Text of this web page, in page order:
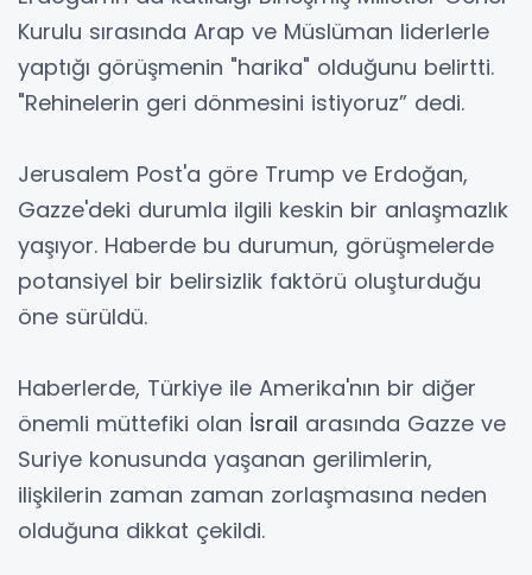
Kurulu sırasında Arap ve Müslüman liderlerle
yaptığı görüşmenin "harika" olduğunu belirtti.
"Rehinelerin geri dönmesini istiyoruz” dedi.
Jerusalem Post'a göre Trump ve Erdoğan,
Gazze'deki durumla ilgili keskin bir anlaşmazlık
yaşıyor. Haberde bu durumun, görüşmelerde
potansiyel bir belirsizlik faktörü oluşturduğu
öne sürüldü.
Haberlerde, Türkiye ile Amerika'nın bir diğer
önemli müttefiki olan İsrail arasında Gazze ve
Suriye konusunda yaşanan gerilimlerin,
ilişkilerin zaman zaman zorlaşmasına neden
olduğuna dikkat çekildi.